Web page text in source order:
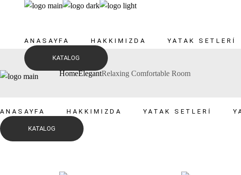
ANASAYFA HAKKIMIZDA YATAK SETLERI
KATALOG
ANASAYFA HAKKIMIZDA YATAK SETLERI
KATALOG
HomeElegantRelaxing Comfortable Room